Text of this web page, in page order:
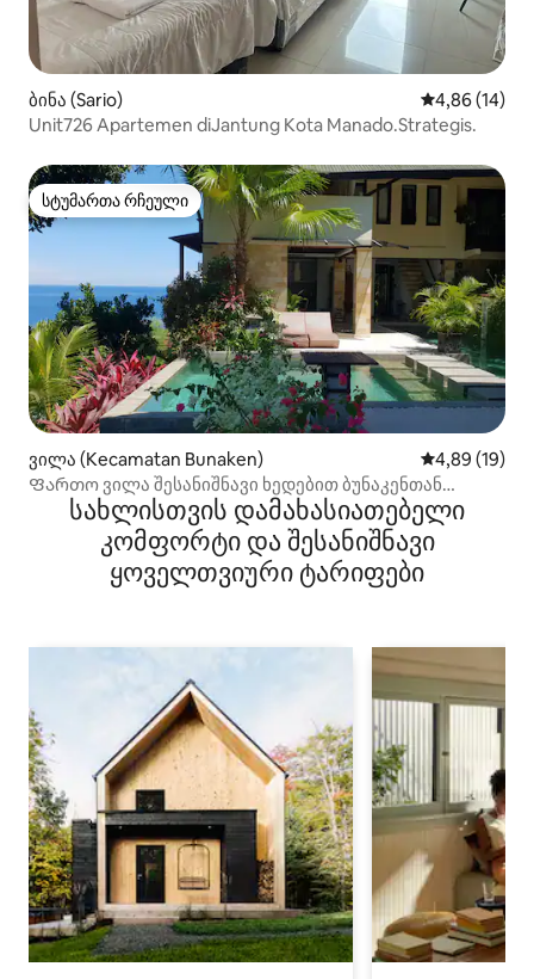
ბინა (Sario) საშუალო
4,86 (14)
Unit726 Apartemen diJantung Kota Manado.Strategis.
სტუმართა რჩეული
სტუმართა რჩეული
ვილა (Kecamatan Bunaken) საშუალო
4,89 (19)
Ფართო ვილა შესანიშნავი ხედებით ბუნაკენთან
ახლოსსახლისთვის დამახასიათებელი
კომფორტი და შესანიშნავი
ყოველთვიური ტარიფები